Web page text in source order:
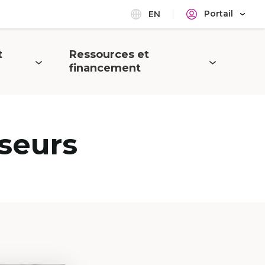
EN Portail
Ouvrir
Ressources et
financement